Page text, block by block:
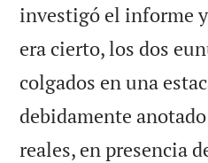
investigó el informe
era cierto, los dos
colgados en una
debidamente
reales, en presencia